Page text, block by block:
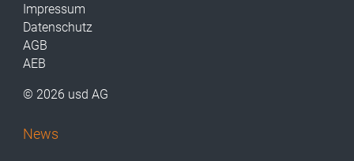
Impressum
Datenschutz
AGB
AEB
© 2026 usd AG
News